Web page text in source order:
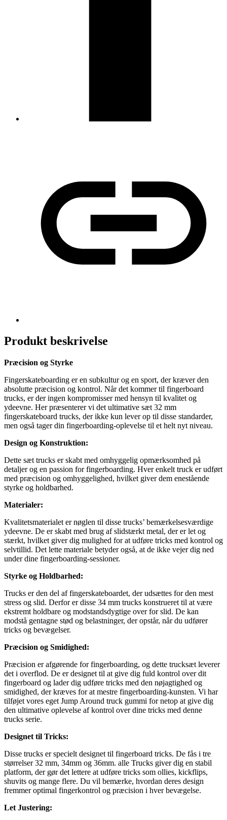
Produkt beskrivelse
Præcision og Styrke
Fingerskateboarding er en subkultur og en sport, der kræver den
absolutte præcision og kontrol. Når det kommer til fingerboard
trucks, er der ingen kompromisser med hensyn til kvalitet og
ydeevne. Her præsenterer vi det ultimative sæt 32 mm
fingerskateboard trucks, der ikke kun lever op til disse standarder,
men også tager din fingerboarding-oplevelse til et helt nyt niveau.
Design og Konstruktion:
Dette sæt trucks er skabt med omhyggelig opmærksomhed på
detaljer og en passion for fingerboarding. Hver enkelt truck er udført
med præcision og omhyggelighed, hvilket giver dem enestående
styrke og holdbarhed.
Materialer:
Kvalitetsmaterialet er nøglen til disse trucks’ bemærkelsesværdige
ydeevne. De er skabt med brug af slidstærkt metal, der er let og
stærkt, hvilket giver dig mulighed for at udføre tricks med kontrol og
selvtillid. Det lette materiale betyder også, at de ikke vejer dig ned
under dine fingerboarding-sessioner.
Styrke og Holdbarhed:
Trucks er den del af fingerskateboardet, der udsættes for den mest
stress og slid. Derfor er disse 34 mm trucks konstrueret til at være
ekstremt holdbare og modstandsdygtige over for slid. De kan
modstå gentagne stød og belastninger, der opstår, når du udfører
tricks og bevægelser.
Præcision og Smidighed:
Præcision er afgørende for fingerboarding, og dette trucksæt leverer
det i overflod. De er designet til at give dig fuld kontrol over dit
fingerboard og lader dig udføre tricks med den nøjagtighed og
smidighed, der kræves for at mestre fingerboarding-kunsten. Vi har
tilføjet vores eget Jump Around truck gummi for netop at give dig
den ultimative oplevelse af kontrol over dine tricks med denne
trucks serie.
Designet til Tricks:
Disse trucks er specielt designet til fingerboard tricks. De fås i tre
størrelser 32 mm, 34mm og 36mm. alle Trucks giver dig en stabil
platform, der gør det lettere at udføre tricks som ollies, kickflips,
shuvits og mange flere. Du vil bemærke, hvordan deres design
fremmer optimal fingerkontrol og præcision i hver bevægelse.
Let Justering: